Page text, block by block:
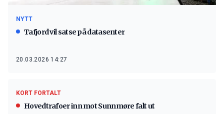
NYTT
Tafjord vil satse på datasenter
20.03.2026 14:27
KORT FORTALT
Hovedtrafoer inn mot Sunnmøre falt ut